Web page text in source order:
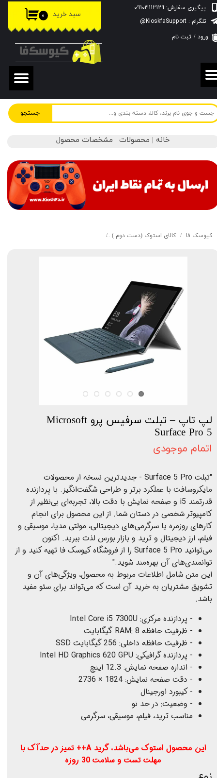
جستجو
پیگیری سفارش: 09103112129
۰ سبد خرید
ورود / ثبت نام
حساب کاربری من
تغییر گذر واژه
سفارشات
خروج از حساب کاربری
تلگرام : KioskfaSupport@
خانه | محصولات | مشخصات محصول
کیوسک‌ فا کالای استوک (دست دوم )
لپ تاپ – تبلت سرفیس پرو Microsoft
Surface Pro 5
اتمام موجودی
"تبلت Surface 5 Pro - جدیدترین نسخه از محصولات
مایکروسافت با عملکرد برتر و طراحی شگفت‌انگیز. با پردازنده
قدرتمند i5 و صفحه نمایش با دقت بالا، تجربه‌ای بی‌نظیر از
کامپیوتر شخصی در دستان شما. از این محصول برای انجام
کارهای روزمره یا سرگرمی‌های دیجیتالی، مولتی مدیا، موسیقی و
فیلم، ارز دیجیتال و ترید و بازار بورس لذت ببرید. اکنون
می‌توانید Surface 5 Pro را از فروشگاه کیوسک فا تهیه کنید و از
توانمندی‌های آن بهره‌مند شوید."
این متن شامل اطلاعات مربوط به محصول، ویژگی‌های آن و
تشویق مشتریان به خرید آن است که می‌تواند برای سئو مفید
باشد.
- پردازنده مرکزی: Intel Core i5 7300U
- ظرفیت حافظه RAM: 8 گیگابایت
- ظرفیت حافظه داخلی: 256 گیگابایت SSD
- پردازنده گرافیکی: Intel HD Graphics 620 GPU
- اندازه صفحه نمایش: 12.3 اینچ
- دقت صفحه نمایش: 1824 × 2736
- کیبورد اورجینال
- وضعیت: در حد نو
مناسب ترید، فیلم، موسیقی، سرگرمی
این محصول استوک می‌باشد، گرید A++ تمیز در حدآک با
مهلت تست و سلامت 30 روزه